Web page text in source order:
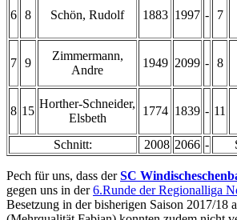
6 8 Schön, Rudolf 1883 1997 - 7
7 9
Zimmermann,
Andre
1949 2099 - 8
8 15
Horther-Schneider,
Elsbeth
1774 1839 - 11
Schnitt: 2008 2066 -
Pech für uns, dass derSC
gegen uns in der6.Runde der Regionalliga
Besetzung in der bisherigen Saison 2017/18